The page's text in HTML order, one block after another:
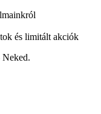
és limitált akciók
Neked.